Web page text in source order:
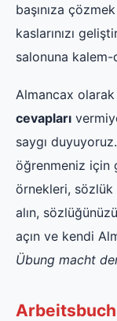
başınıza
kaslarınızı
salonuna kalem-
Almancax
cevapları
saygı
öğrenmeniz için
örnekleri, sözlük
alın,
açın ve kendi
Übung macht
Arbeitsbuch